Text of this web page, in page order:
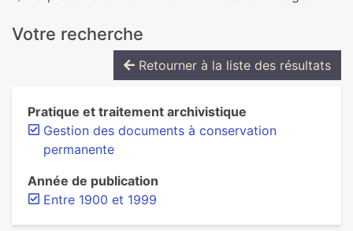
Votre recherche
Retourner à la liste des résultats
Pratique et traitement archivistique
Gestion des documents à conservation
permanente
Année de publication
Entre 1900 et 1999